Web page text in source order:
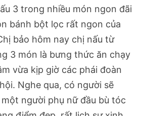
3 trong nhiều món ngon đãi
bánh bột lọc rất ngon của
bảo hôm nay chị nấu từ
3 món là bưng thức ăn chạy
vừa kịp giờ các phái đoàn
Nghe qua, có người sẽ
người phụ nữ đầu bù tóc